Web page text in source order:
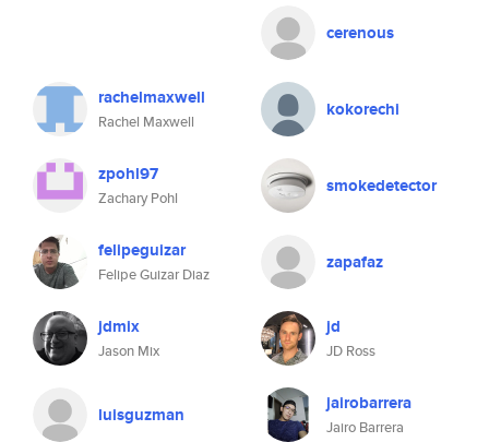
cerenous
rachelmaxwell
Rachel Maxwell
kokorechi
zpohl97
Zachary Pohl
smokedetector
felipeguizar
Felipe Guizar Diaz
zapafaz
jdmix
Jason Mix
jd
JD Ross
luisguzman jairobarrera
Jairo Barrera